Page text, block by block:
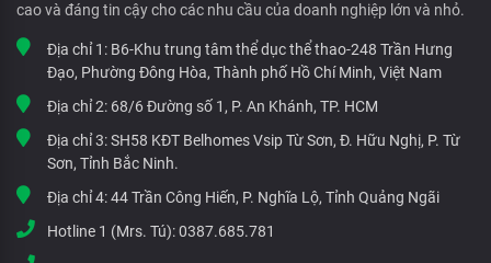
cao và đáng tin cậy cho các nhu cầu của doanh nghiệp lớn và nhỏ.
Địa chỉ 1: B6-Khu trung tâm thể dục thể thao-248 Trần Hưng
Đạo, Phường Đông Hòa, Thành phố Hồ Chí Minh, Việt Nam
Địa chỉ 2: 68/6 Đường số 1, P. An Khánh, TP. HCM
Địa chỉ 3:SH58 KĐT Belhomes Vsip Từ Sơn, Đ. Hữu Nghị, P. Từ
Sơn, Tỉnh Bắc Ninh.
Địa chỉ 4:44 Trần Công Hiến, P. Nghĩa Lộ, Tỉnh Quảng Ngãi
Hotline 1 (Mrs. Tú):0387.685.781